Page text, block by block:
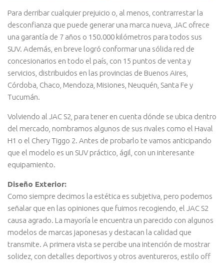
Para derribar cualquier prejuicio o, al menos, contrarrestar la
desconfianza que puede generar una marca nueva, JAC ofrece
una garantía de 7 años o 150.000 kilómetros para todos sus
SUV. Además, en breve logró conformar una sólida red de
concesionarios en todo el país, con 15 puntos de venta y
servicios, distribuidos en las provincias de Buenos Aires,
Córdoba, Chaco, Mendoza, Misiones, Neuquén, Santa Fe y
Tucumán.
Volviendo al JAC S2, para tener en cuenta dónde se ubica dentro
del mercado, nombramos algunos de sus rivales como el Haval
H1 o el Chery Tiggo 2. Antes de probarlo te vamos anticipando
que el modelo es un SUV práctico, ágil, con un interesante
equipamiento.
Diseño Exterior:
Como siempre decimos la estética es subjetiva, pero podemos
señalar que en las opiniones que fuimos recogiendo, el JAC S2
causa agrado. La mayoría le encuentra un parecido con algunos
modelos de marcas japonesas y destacan la calidad que
transmite. A primera vista se percibe una intención de mostrar
solidez, con detalles deportivos y otros aventureros, estilo off